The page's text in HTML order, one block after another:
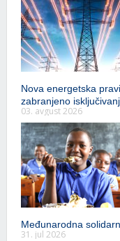
Nova energetska
zabranjeno
03. avgust 2026
Međunarodna
31. jul 2026